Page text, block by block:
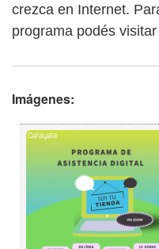
crezca en Internet.
programa podés
Imágenes: